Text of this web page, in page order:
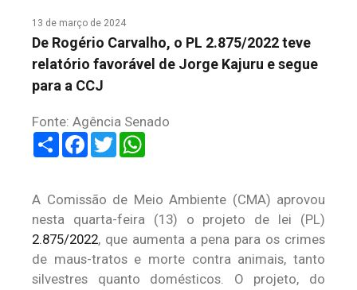
13 de março de 2024
De Rogério Carvalho, o PL 2.875/2022 teve
relatório favorável de Jorge Kajuru e segue
para a CCJ
Fonte: Agência Senado
ShareFacebook
Twitter
A Comissão de Meio Ambiente (CMA) aprovou
nesta quarta-feira (13) o projeto de lei (PL)
2.875/2022, que aumenta a pena para os crimes
de maus-tratos e morte contra animais, tanto
silvestres quanto domésticos. O projeto, do